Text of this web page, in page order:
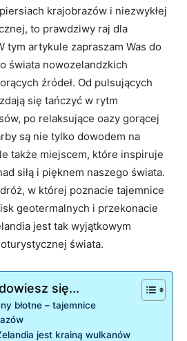
krajobrazów i niezwykłej
to prawdziwy raj dla
tym artykule zapraszam Was do
świata nowozelandzkich
źródeł. Od pulsujących
się tańczyć w rytm
po relaksujące oazy gorącej
są nie tylko dowodem na
także miejscem, które inspiruje
siłą i pięknem naszego świata.
w której poznacie tajemnice
geotermalnych i przekonacie
jest tak wyjątkowym
świata.
się...
błotne – tajemnice
jest krainą wulkanów